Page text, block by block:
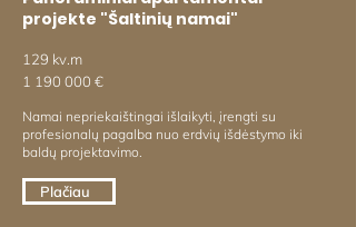
projekte "Šaltinių namai"
129 kv.m
1 190 000 €
Namai nepriekaištingai išlaikyti, įrengti su
profesionalų pagalba nuo erdvių išdėstymo iki
baldų projektavimo.
Plačiau